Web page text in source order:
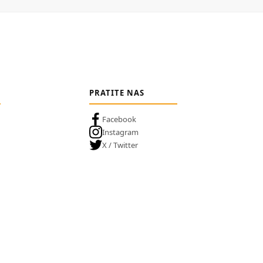
PRATITE NAS
Facebook
Instagram
X / Twitter